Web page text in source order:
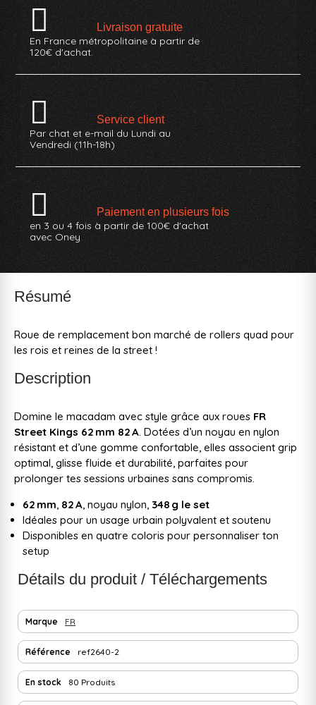
Livraison gratuite
En France métropolitaine à partir de
120€ d'achat.
Service client
Par chat et e-mail du Lundi au
Vendredi (11h-18h)
Paiement en plusieurs fois
en 3 ou 4 fois à partir de 100€ d'achat
avec Oney
Résumé
Roue de remplacement bon marché de rollers quad pour
les rois et reines de la street !
Description
Domine le macadam avec style grâce aux roues FR
Street Kings 62 mm 82 A. Dotées d’un noyau en nylon
résistant et d’une gomme confortable, elles associent grip
optimal, glisse fluide et durabilité, parfaites pour
prolonger tes sessions urbaines sans compromis.
62 mm, 82 A, noyau nylon, 348 g le set
Idéales pour un usage urbain polyvalent et soutenu
Disponibles en quatre coloris pour personnaliser ton
setup
Détails du produit / Téléchargements
Marque FR
Référence ref2640-2
En stock 80 Produits